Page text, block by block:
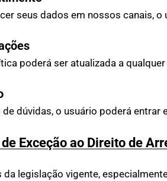
seus dados em nossos canais,
poderá ser atualizada a
de dúvidas, o usuário poderá
Exceção ao Direito de
da legislação vigente,